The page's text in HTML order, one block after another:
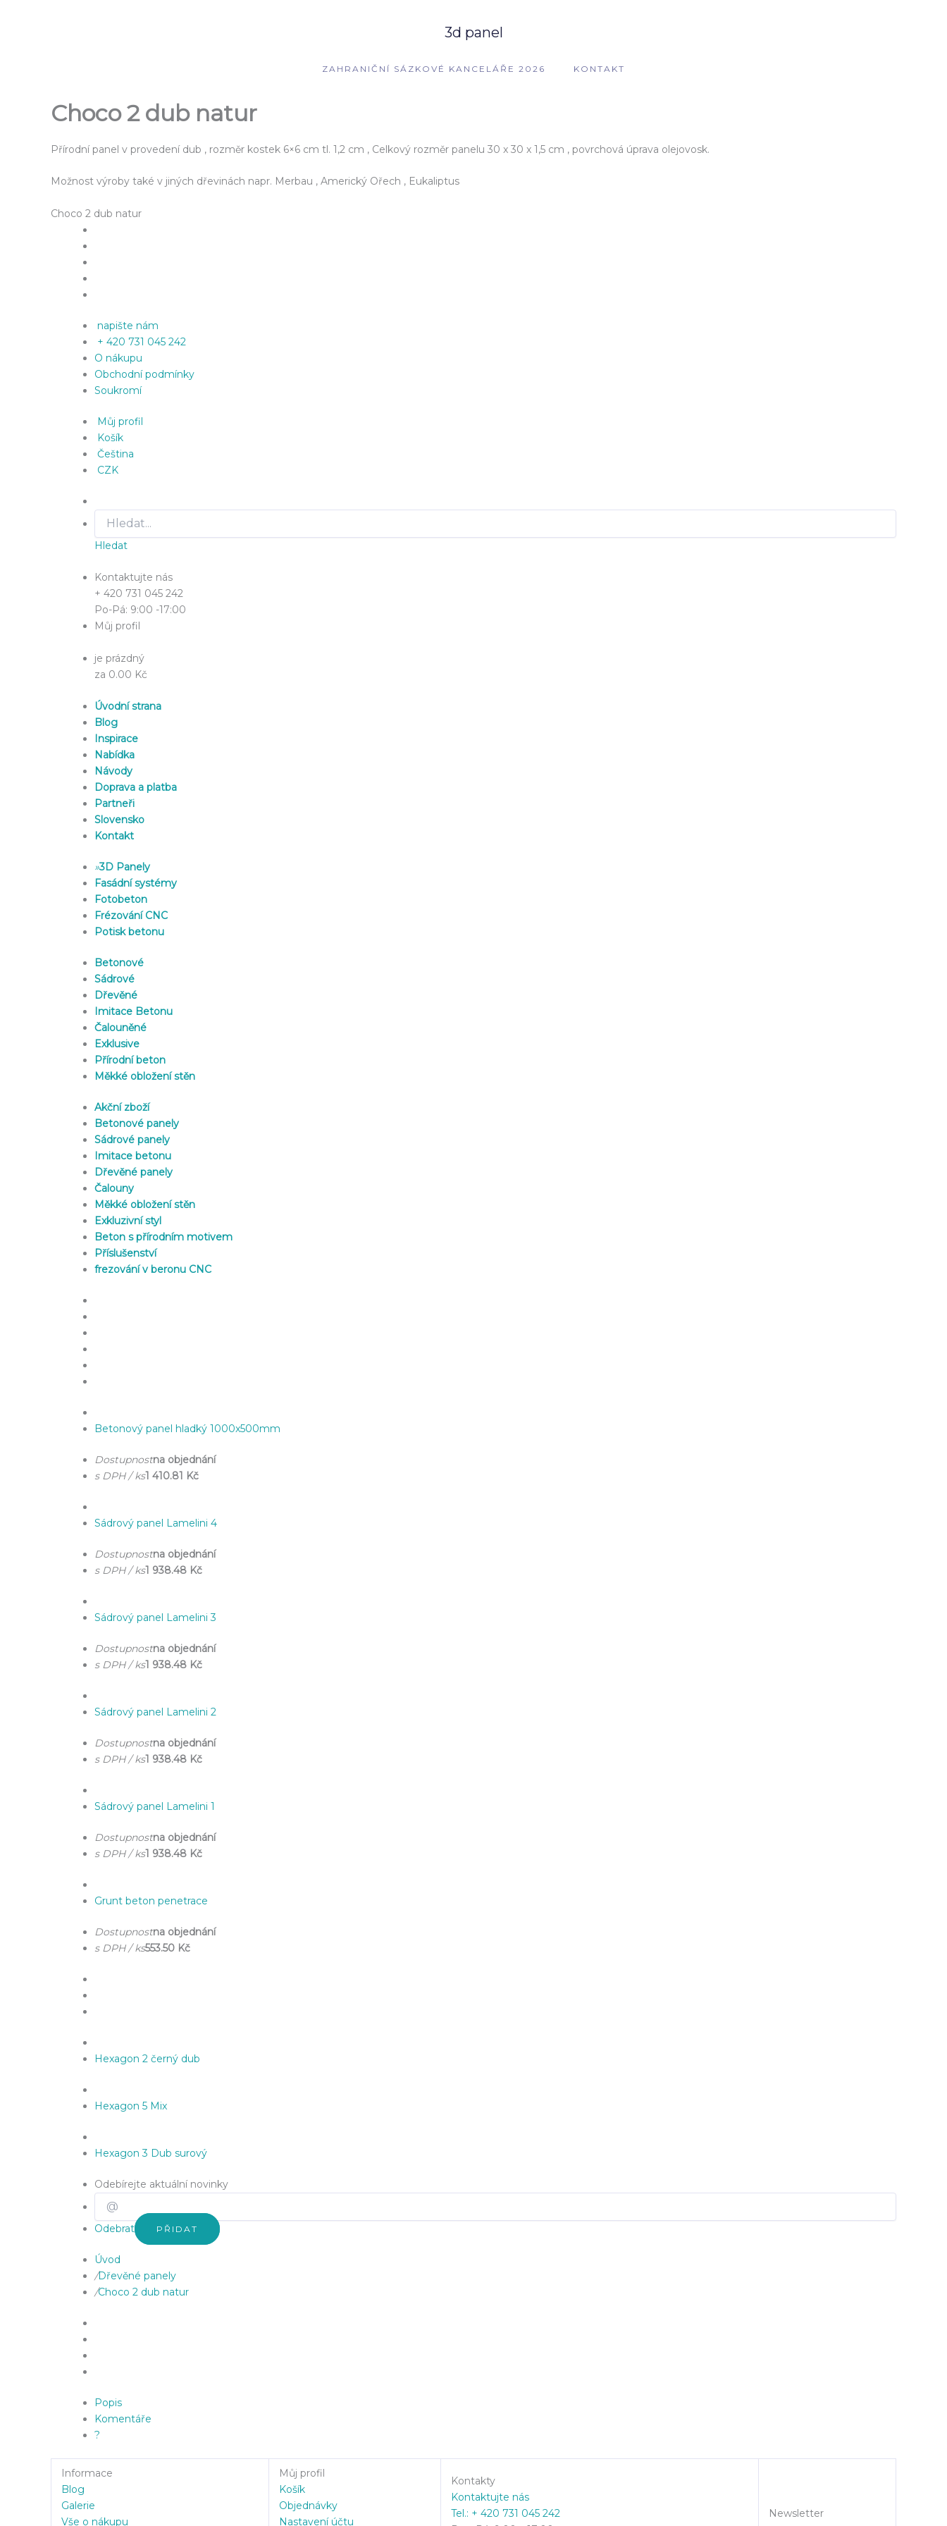
3d panel
ZAHRANIČNÍ SÁZKOVÉ KANCELÁŘE 2026 KONTAKT
Choco 2 dub natur
Přírodní panel v provedení dub , rozměr kostek 6×6 cm tl. 1,2 cm , Celkový rozměr panelu 30 x 30 x 1,5 cm , povrchová úprava olejovosk.
Možnost výroby také v jiných dřevinách napr. Merbau , Americký Ořech , Eukaliptus
Choco 2 dub natur
napište nám
+ 420 731 045 242
O nákupu
Obchodní podmínky
Soukromí
Můj profil
Košík
Čeština
CZK
Hledat
Kontaktujte nás
+ 420 731 045 242
Po-Pá: 9:00 -17:00
Můj profil
je prázdný
za 0.00 Kč
Úvodní strana
Blog
Inspirace
Nabídka
Návody
Doprava a platba
Partneři
Slovensko
Kontakt
»3D Panely
Fasádní systémy
Fotobeton
Frézování CNC
Potisk betonu
Betonové
Sádrové
Dřevěné
Imitace Betonu
Čalouněné
Exklusive
Přírodní beton
Měkké obložení stěn
Akční zboží
Betonové panely
Sádrové panely
Imitace betonu
Dřevěné panely
Čalouny
Měkké obložení stěn
Exkluzivní styl
Beton s přírodním motivem
Příslušenství
frezování v beronu CNC
Betonový panel hladký 1000x500mm
Dostupnostna objednání
s DPH / ks1 410.81 Kč
Sádrový panel Lamelini 4
Dostupnostna objednání
s DPH / ks1 938.48 Kč
Sádrový panel Lamelini 3
Dostupnostna objednání
s DPH / ks1 938.48 Kč
Sádrový panel Lamelini 2
Dostupnostna objednání
s DPH / ks1 938.48 Kč
Sádrový panel Lamelini 1
Dostupnostna objednání
s DPH / ks1 938.48 Kč
Grunt beton penetrace
Dostupnostna objednání
s DPH / ks553.50 Kč
Hexagon 2 černý dub
Hexagon 5 Mix
Hexagon 3 Dub surový
Odebírejte aktuální novinky
Odebrat PŘIDAT
Úvod
/Dřevěné panely
/Choco 2 dub natur
Popis
Komentáře
?
Informace
Blog
Galerie
Vše o nákupu
Můj profil
Košík
Objednávky
Nastavení účtu
Kontakty
Kontaktujte nás
Tel.: + 420 731 045 242
Newsletter